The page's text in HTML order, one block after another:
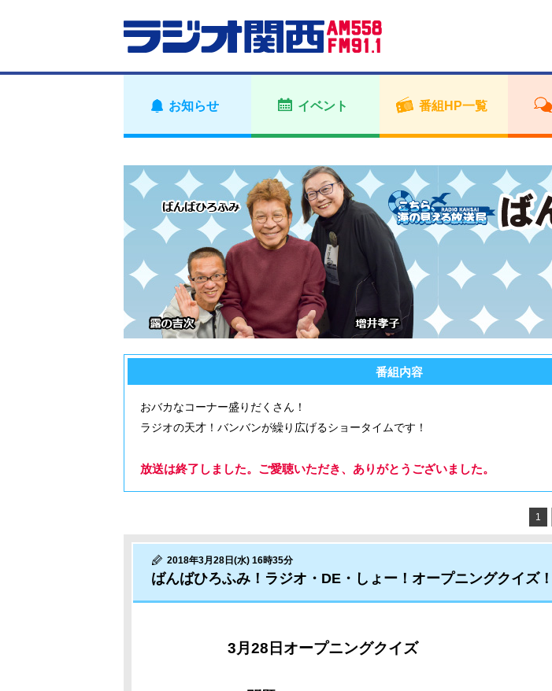
お知らせ イベント 番組HP一覧
番組内容
おバカなコーナー盛りだくさん！
ラジオの天才！バンバンが繰り広げるショータイムです！
放送は終了しました。ご愛聴いただき、ありがとうございました。
1
2018年3月28日(水) 16時35分
ばんばひろふみ！ラジオ・DE・しょー！オープニングクイズ！
3月28日 オープニングクイズ